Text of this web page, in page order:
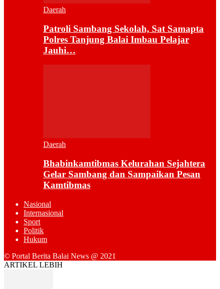
Daerah
Patroli Sambang Sekolah, Sat Samapta
Polres Tanjung Balai Imbau Pelajar
Jauhi…
Daerah
Bhabinkamtibmas Kelurahan Sejahtera
Gelar Sambang dan Sampaikan Pesan
Kamtibmas
Nasional
Internasional
Sport
Politik
Hukum
© Portal Berita Balai News @ 2021
ARTIKEL LEBIH